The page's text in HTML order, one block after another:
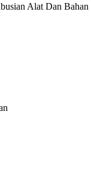
Alat Dan Bahan